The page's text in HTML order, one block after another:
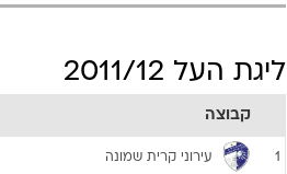
ליגת העל 2011/12
קבוצה
1 עירוני קרית שמונה